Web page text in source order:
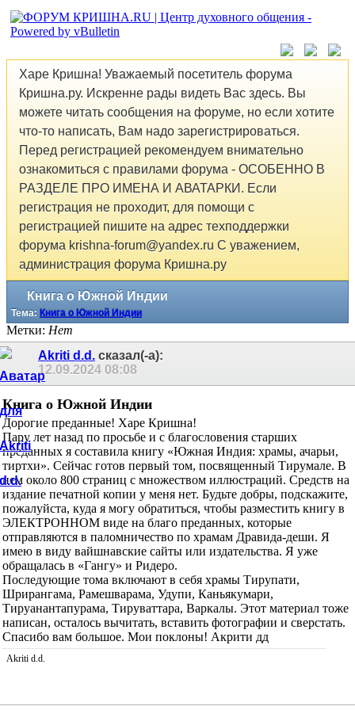
Харе Кришна! Уважаемый посетитель форума
Кришна.ру. Искренне рады видеть Вас здесь. Вы
можете читать сообщения на форуме, но если хотите
что-то написать, Вам надо зарегистрироваться.
Перед регистрацией рекомендуем внимательно
ознакомиться с правилами форума - ОСОБЕННО В
РАЗДЕЛЕ ПРО ИМЕНА И АВАТАРКИ. Если
регистрация не проходит, для помощи с
регистрацией пишите на адрес техподдержки
форума krishna-forum@yandex.ru С уважением,
администрация форума Кришна.ру
Книга о Южной Индии
Тема: Книга о Южной Индии
Метки: Нет
Akriti d.d. сказал(-а):
12.09.2024 08:08
Книга о Южной Индии
Дорогие преданные! Харе Кришна!
Пару лет назад по просьбе и с благословения старших
преданных я составила книгу «Южная Индия: храмы, ачарьи,
тиртхи». Сейчас готов первый том, посвященный Тирумале. В
нем около 800 страниц с множеством иллюстраций. Средств на
издание печатной копии у меня нет. Будьте добры, подскажите,
пожалуйста, куда я могу обратиться, чтобы разместить книгу в
ЭЛЕКТРОННОМ виде на благо преданных, которые
отправляются в паломничество по храмам Дравида-деши. Я
имею в виду вайшнавские сайты или издательства. Я уже
обращалась в «Гангу» и Ридеро.
Последующие тома включают в себя храмы Тирупати,
Шрирангама, Рамешварама, Удупи, Каньякумари,
Тируанантапурама, Тируваттара, Варкалы. Этот материал тоже
написан, осталось вычитать, вставить фотографии и сверстать.
Спасибо вам большое. Мои поклоны! Акрити дд
Akriti d.d.